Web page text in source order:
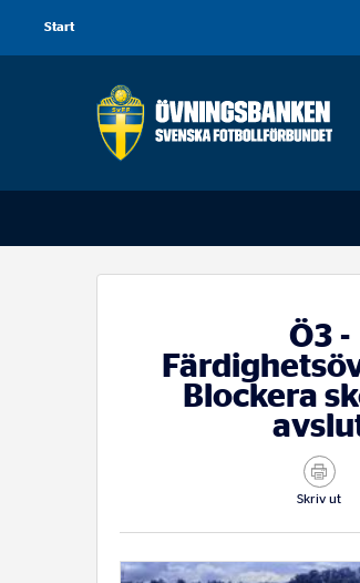
Start
Ö3 -
Blockera
Skriv ut
Beskrivning